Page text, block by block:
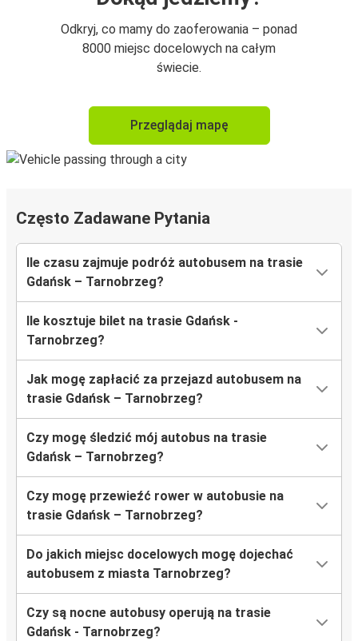
Odkryj, co mamy do zaoferowania – ponad
8000 miejsc docelowych na całym
świecie.
Przeglądaj mapę
Często Zadawane Pytania
Ile czasu zajmuje podróż autobusem na trasie
Gdańsk – Tarnobrzeg?
Ile kosztuje bilet na trasie Gdańsk -
Tarnobrzeg?
Jak mogę zapłacić za przejazd autobusem na
trasie Gdańsk – Tarnobrzeg?
Czy mogę śledzić mój autobus na trasie
Gdańsk – Tarnobrzeg?
Czy mogę przewieźć rower w autobusie na
trasie Gdańsk – Tarnobrzeg?
Do jakich miejsc docelowych mogę dojechać
autobusem z miasta Tarnobrzeg?
Czy są nocne autobusy operują na trasie
Gdańsk - Tarnobrzeg?